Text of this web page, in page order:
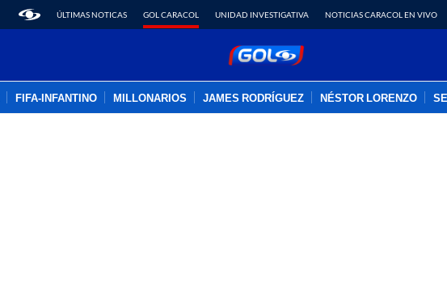
ÚLTIMAS NOTICAS GOL CARACOL UNIDAD INVESTIGATIVA NOTICIAS CARACOL EN VIVO
FIFA-INFANTINO MILLONARIOS JAMES RODRÍGUEZ NÉSTOR LORENZO